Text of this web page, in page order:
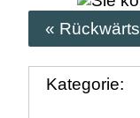
« Rückwärts
Kategorie: